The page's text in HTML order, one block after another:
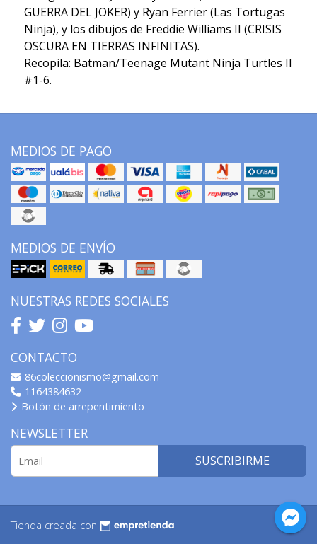
GUERRA DEL JOKER) y Ryan Ferrier (Las Tortugas
Ninja), y los dibujos de Freddie Williams II (CRISIS
OSCURA EN TIERRAS INFINITAS).
Recopila: Batman/Teenage Mutant Ninja Turtles II
#1-6.
MEDIOS DE PAGO
MEDIOS DE ENVÍO
NUESTRAS REDES SOCIALES
CONTACTO
86coleccionismo@gmail.com
1164384632
Botón de arrepentimiento
NEWSLETTER
SUSCRIBIRME
Tienda creada con